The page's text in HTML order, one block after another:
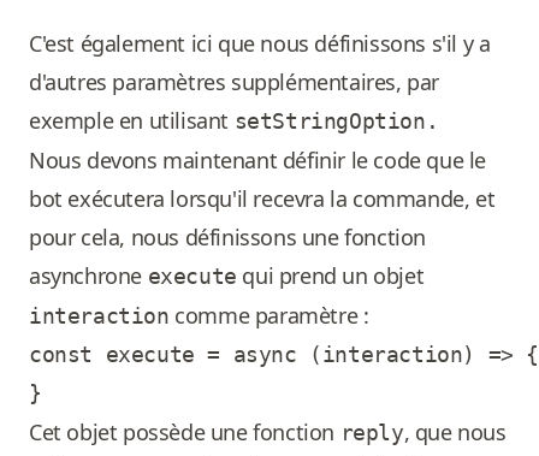
C'est également ici que nous définissons s'il y a
d'autres paramètres supplémentaires, par
exemple en utilisant setStringOption.
Nous devons maintenant définir le code que le
bot exécutera lorsqu'il recevra la commande, et
pour cela, nous définissons une fonction
asynchrone execute qui prend un objet
interaction comme paramètre :
const execute = async (interaction) => {
Cet objet possède une fonction reply, que nous